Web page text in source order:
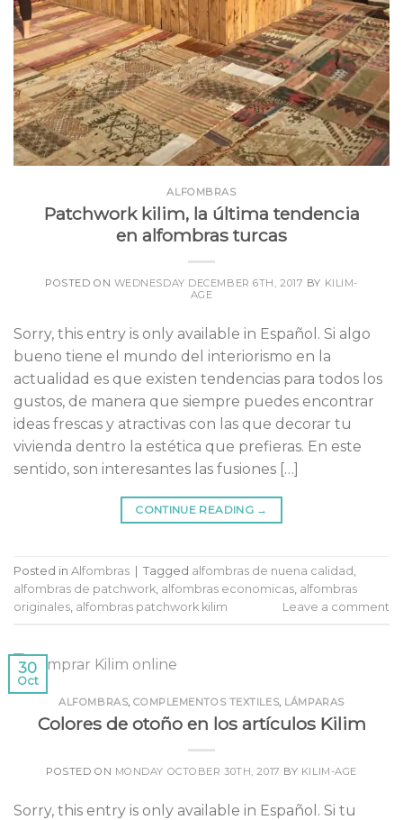
ALFOMBRAS
Patchwork kilim, la última tendencia
en alfombras turcas
POSTED ON WEDNESDAY DECEMBER 6TH, 2017 BY KILIM-
AGE
Sorry, this entry is only available in Español. Si algo
bueno tiene el mundo del interiorismo en la
actualidad es que existen tendencias para todos los
gustos, de manera que siempre puedes encontrar
ideas frescas y atractivas con las que decorar tu
vivienda dentro la estética que prefieras. En este
sentido, son interesantes las fusiones […]
CONTINUE READING →
Posted in Alfombras Tagged alfombras de nuena calidad ,
alfombras de patchwork, alfombras economicas, alfombras
originales, alfombras patchwork kilim Leave a comment
30
Oct
ALFOMBRAS,COMPLEMENTOS TEXTILES, LÁMPARAS
Colores de otoño en los artículos Kilim
POSTED ON MONDAY OCTOBER 30TH, 2017 BY KILIM-AGE
Sorry, this entry is only available in Español. Si tu